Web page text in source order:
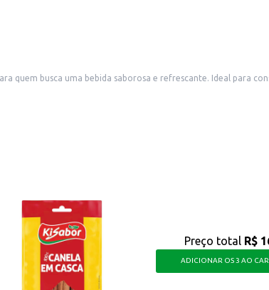
quem busca uma bebida saborosa e refrescante. Ideal para
Preço total R$
ADICIONAR OS 3 AO